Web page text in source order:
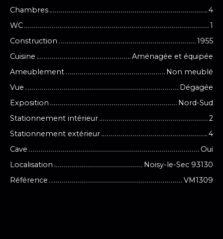
Chambres
4
WC
1
Construction
1955
Cuisine
Aménagée et équipée
Ameublement
Non meublé
Vue
Dégagée
Exposition
Nord-Sud
Stationnement intérieur
2
Stationnement extérieur
4
Cave
Oui
Localisation
Noisy-le-Sec 93130
Référence
VM1309